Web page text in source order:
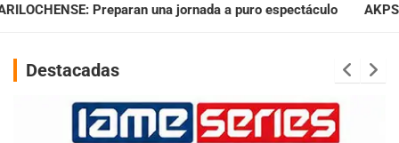
a puro espectáculo AKPS: Intervino la IGJ y oficializó el
Destacadas